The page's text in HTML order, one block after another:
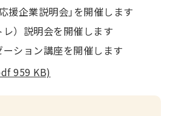
援企業説明会｣を開催します
）説明会を開催します
ション講座を開催します
959 KB)